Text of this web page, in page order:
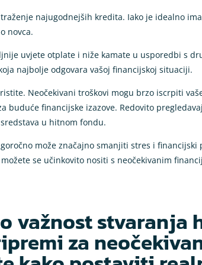
najugodnejših kredita. Iako je idealno
novca.
uvjete otplate i niže kamate u usporedbi s
najbolje odgovara vašoj financijskoj situaciji.
Neočekivani troškovi mogu brzo iscrpiti
financijske izazove. Redovito
u hitnom fondu.
može značajno smanjiti stres i financijski
se učinkovito nositi s neočekivanim
važnost stvaranja
za